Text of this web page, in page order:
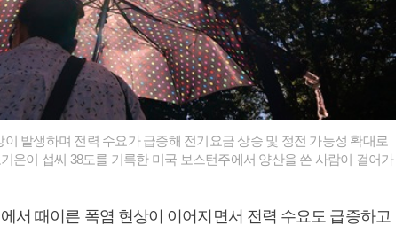
발생하며 전력 수요가 급증해 전기요금 상승 및 정전 가능성 확대로
온이 섭씨 38도를 기록한 미국 보스턴주에서 양산을 쓴 사람이 걸어가
서 때이른 폭염 현상이 이어지면서 전력 수요도 급증하고